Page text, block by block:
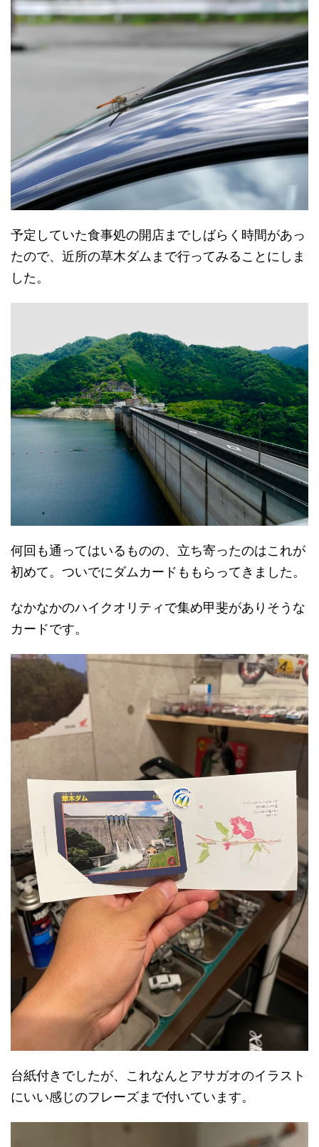
予定していた食事処の開店までしばらく時間があっ
たので、近所の草木ダムまで行ってみることにしま
した。
何回も通ってはいるものの、立ち寄ったのはこれが
初めて。ついでにダムカードももらってきました。
なかなかのハイクオリティで集め甲斐がありそうな
カードです。
台紙付きでしたが、これなんとアサガオのイラスト
にいい感じのフレーズまで付いています。